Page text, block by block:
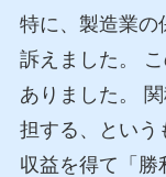
特に、製造業の
訴えました。
ありました。
担する、という
収益を得て「勝